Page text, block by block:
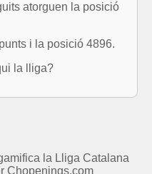
atorguen la posició
i la posició 4896.
la lliga?
la Lliga Catalana
Chopenings.com